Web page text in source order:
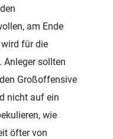
am Ende
für die
Anleger sollten
Großoffensive
nicht auf ein
wie
öfter von